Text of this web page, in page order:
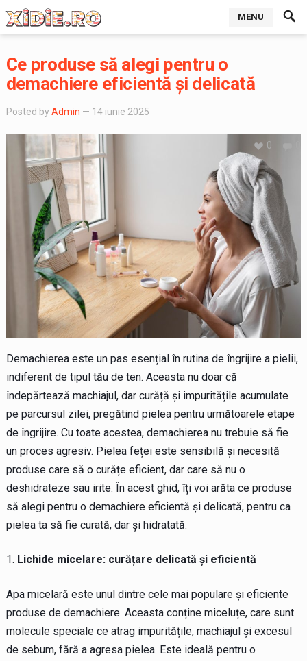
MENU
Ce produse să alegi pentru o
demachiere eficientă și delicată
Posted by Admin — 14 iunie 2025
0
Demachierea este un pas esențial în rutina de îngrijire a pielii,
indiferent de tipul tău de ten. Aceasta nu doar că
îndepărtează machiajul, dar curăță și impuritățile acumulate
pe parcursul zilei, pregătind pielea pentru următoarele etape
de îngrijire. Cu toate acestea, demachierea nu trebuie să fie
un proces agresiv. Pielea feței este sensibilă și necesită
produse care să o curățe eficient, dar care să nu o
deshidrateze sau irite. În acest ghid, îți voi arăta ce produse
să alegi pentru o demachiere eficientă și delicată, pentru ca
pielea ta să fie curată, dar și hidratată.
Lichide micelare: curățare delicată și eficientă
Apa micelară este unul dintre cele mai populare și eficiente
produse de demachiere. Aceasta conține miceluțe, care sunt
molecule speciale ce atrag impuritățile, machiajul și excesul
de sebum, fără a agresa pielea. Este ideală pentru o